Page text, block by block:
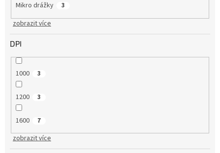
Mikro drážky 3
zobrazit více
DPI
1000 3
1200 3
1600 7
zobrazit více